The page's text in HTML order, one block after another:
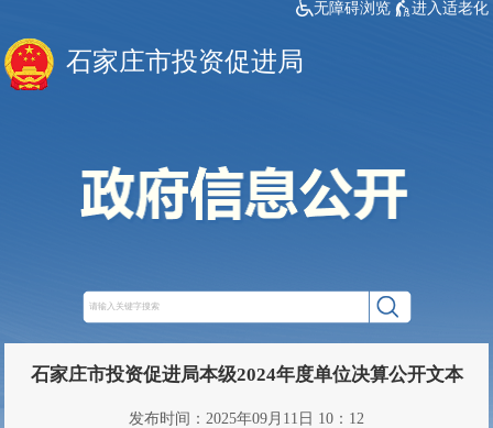
无障碍浏览 进入适老化
石家庄市投资促进局
石家庄市投资促进局本级2024年度单位决算公开文本
发布时间：2025年09月11日 10：12